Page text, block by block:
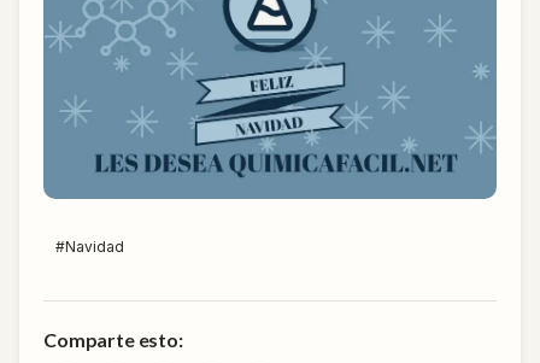
#Navidad
Comparte esto: